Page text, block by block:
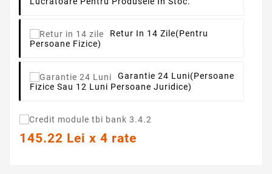
Retur In 14 Zile(pentru
Persoane Fizice)
Garantie 24 Luni(persoane
Fizice Sau 12 Luni Persoane Juridice)
145.22 Lei x 4 rate